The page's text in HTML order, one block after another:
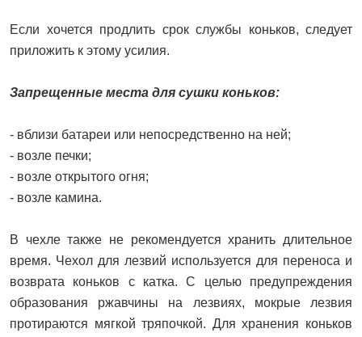
Если хочется продлить срок службы коньков, следует
приложить к этому усилия.
Запрещенные места для сушки коньков:
- вблизи батареи или непосредственно на ней;
- возле печки;
- возле открытого огня;
- возле камина.
В чехле также не рекомендуется хранить длительное
время. Чехол для лезвий используется для переноса и
возврата коньков с катка. С целью предупреждения
образования ржавчины на лезвиях, мокрые лезвия
протираются мягкой тряпочкой. Для хранения коньков